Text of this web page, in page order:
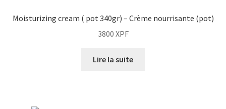
Moisturizing cream ( pot 340gr) – Crème nourrisante (pot)
3800 XPF
Lire la suite